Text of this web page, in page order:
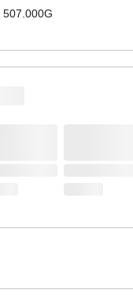
507.000G
ィンフィルム・剥離フィ
粘着剤：ゴム系